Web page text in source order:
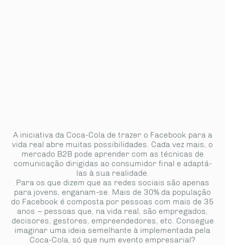
A iniciativa da Coca-Cola de trazer o Facebook para a
vida real abre muitas possibilidades. Cada vez mais, o
mercado B2B pode aprender com as técnicas de
comunicação dirigidas ao consumidor final e adaptá-
las à sua realidade.
Para os que dizem que as redes sociais são apenas
para jovens, enganam-se. Mais de 30% da população
do Facebook é composta por pessoas com mais de 35
anos – pessoas que, na vida real, são empregados,
decisores, gestores, empreendedores, etc. Consegue
imaginar uma ideia semelhante à implementada pela
Coca-Cola, só que num evento empresarial?